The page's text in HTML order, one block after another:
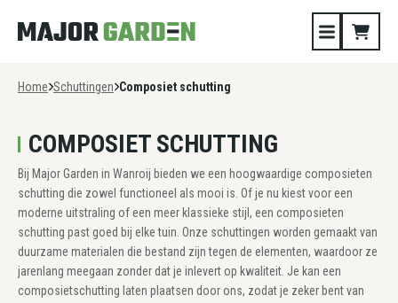
Home Schuttingen Composiet schutting
COMPOSIET SCHUTTING
Bij Major Garden in Wanroij bieden we een hoogwaardige composieten
schutting die zowel functioneel als mooi is. Of je nu kiest voor een
moderne uitstraling of een meer klassieke stijl, een composieten
schutting past goed bij elke tuin. Onze schuttingen worden gemaakt van
duurzame materialen die bestand zijn tegen de elementen, waardoor ze
jarenlang meegaan zonder dat je inlevert op kwaliteit. Je kan een
composietschutting laten plaatsen door ons, zodat je zeker bent van